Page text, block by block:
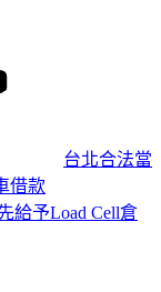
台北合法當
借款
給予Load Cell倉